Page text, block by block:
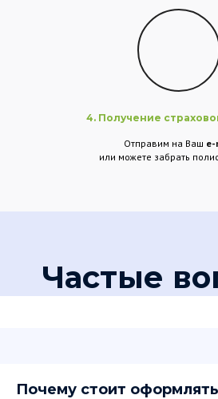
4. Получение
Отправим на Ваш e-
или можете забрать
Частые
Почему стоит